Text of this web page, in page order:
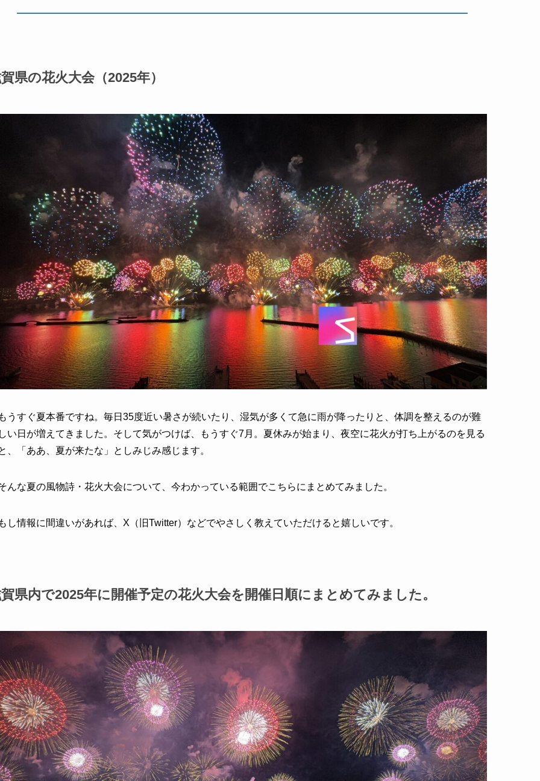
県の花火大会（2025年）
うすぐ夏本番ですね。毎日35度近い暑さが続いたり、湿気が多くて急に雨が降ったりと、体調を整えるのが難
い日が増えてきました。そして気がつけば、もうすぐ7月。夏休みが始まり、夜空に花火が打ち上がるのを見る
、「ああ、夏が来たな」としみじみ感じます。
んな夏の風物詩・花火大会について、今わかっている範囲でこちらにまとめてみました。
し情報に間違いがあれば、X（旧Twitter）などでやさしく教えていただけると嬉しいです。
県内で2025年に開催予定の花火大会を開催日順にまとめてみました。